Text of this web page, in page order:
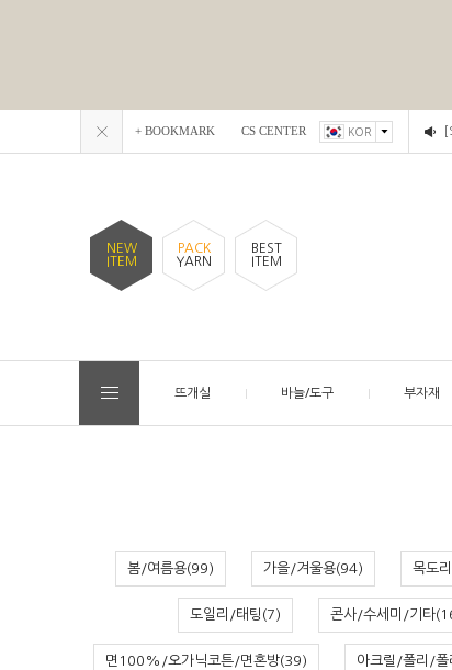
+ BOOKMARK CS CENTER KOR
NEW
ITEM
PACK
YARN
BEST
ITEM
뜨개실 바늘/도구 부자재
봄/여름용(99) 가을/겨울용(94) 목도
도일리/태팅(7) 콘사/수세미/기타
면100%/오가닉코튼/면혼방(39) 아크릴/폴리/폴